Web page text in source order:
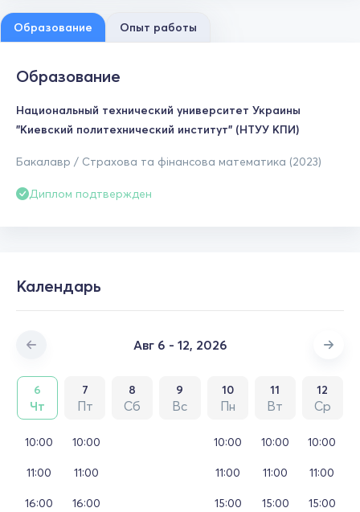
Образование Опыт работы
Образование
Национальный технический университет Украины
"Киевский политехнический институт" (НТУУ КПИ)
Бакалавр / Страхова та фінансова математика (2023)
Диплом подтвержден
Календарь
Авг 6 - 12, 2026
6
Чт
7
Пт
8
Сб
9
Вс
10
Пн
11
Вт
12
Ср
10:00
11:00
16:00
10:00
11:00
16:00
10:00
11:00
15:00
10:00
11:00
15:00
10:00
11:00
15:00